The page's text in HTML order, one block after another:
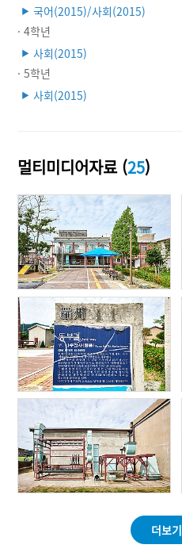
▶ 국어(2015)/사회(2015)
· 4학년
▶ 사회(2015)
· 5학년
▶ 사회(2015)
멀티미디어자료 (25)
더보기